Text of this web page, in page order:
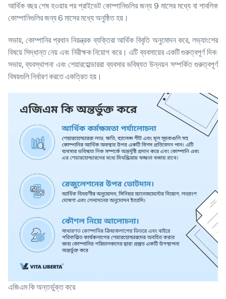
আর্থিক বছর শেষ হওয়ার পর প্রাইভেট কোম্পানিগুলির জন্য 9 মাসের মধ্যে বা পাবলিক
কোম্পানিগুলির জন্য 6 মাসের মধ্যে অনুষ্ঠিত হয়।
সভায়, কোম্পানির প্রধান নিয়ন্ত্রক ব্যক্তিরা আর্থিক বিবৃতি অনুমোদন করে, লভ্যাংশের
বিষয়ে সিদ্ধান্ত নেয় এবং নিরীক্ষক নিয়োগ করে। এটি ব্যবসায়ের একটি গুরুত্বপূর্ণ দিক:
সভায়, ব্যবস্থাপনা এবং শেয়ারহোল্ডাররা ব্যবসার ভবিষ্যত উন্নয়ন সম্পর্কিত গুরুত্বপূর্ণ
বিষয়গুলি নির্ধারণ করতে একত্রিত হয়।
এজিএম কি অন্তর্ভুক্ত করে